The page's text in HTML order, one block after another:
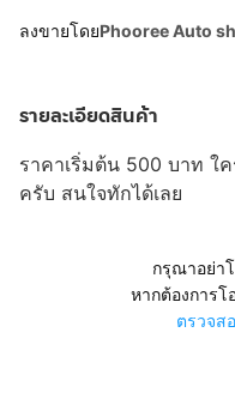
ลงขายโดยPhooree Auto
รายละเอียดสินค้า
ราคาเริ่มต้น 500 บาท ใ
ครับ สนใจทักได้เลย
กรุณาอย่า
หากต้องการโ
ตรวจส